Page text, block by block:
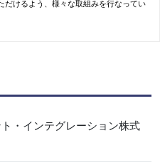
だけるよう、様々な取組みを行なってい
・インテグレーション株式